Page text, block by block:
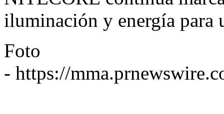
iluminación y energía para
Foto
- https://